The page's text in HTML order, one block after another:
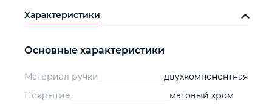
Характеристики
Основные характеристики
Материал ручки
двухкомпонентная
Покрытие
матовый хром